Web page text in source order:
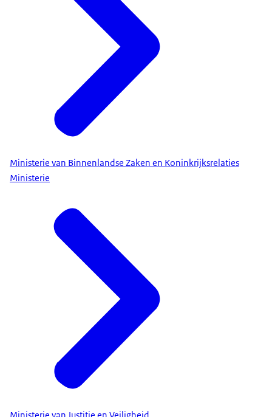
Ministerie van Binnenlandse Zaken en Koninkrijksrelaties
Ministerie